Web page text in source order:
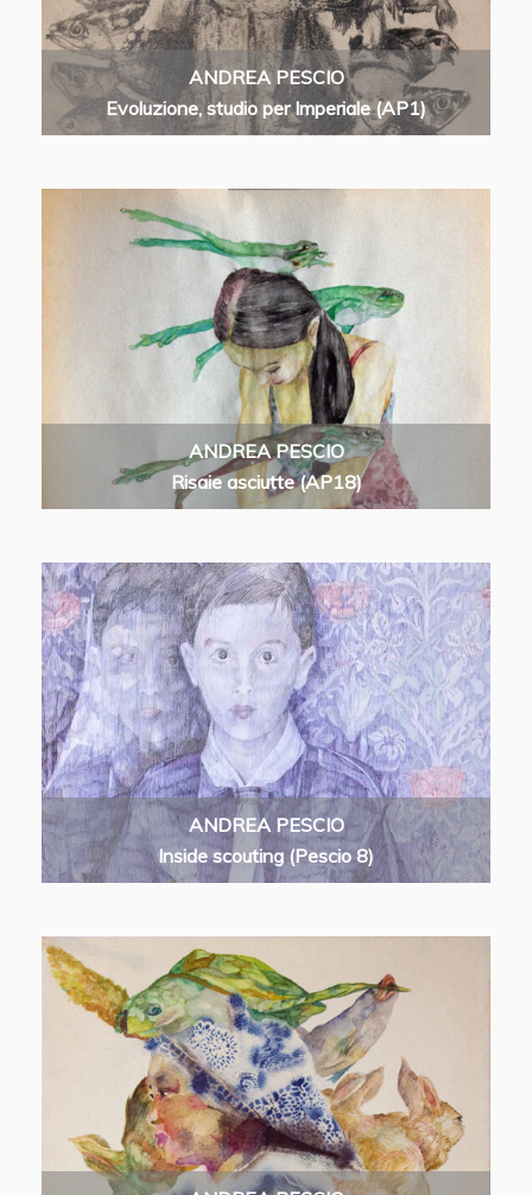
ANDREA PESCIO
Evoluzione, studio per Imperiale (AP1)
ANDREA PESCIO
Risaie asciutte (AP18)
ANDREA PESCIO
Inside scouting (Pescio 8)